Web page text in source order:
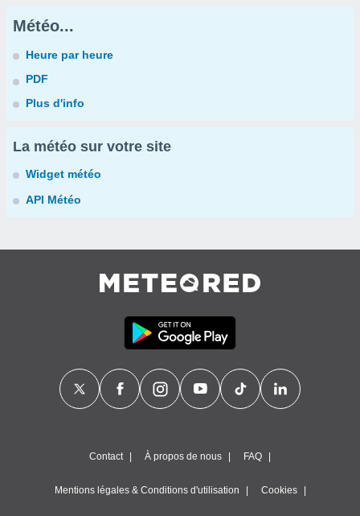
Météo...
Heure par heure
PDF
Plus d'info
La météo sur votre site
Widget météo
API Météo
Contact À propos de nous FAQ
Mentions légales & Conditions d'utilisation Cookies